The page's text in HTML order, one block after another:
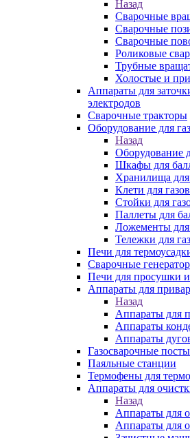
Назад
Сварочные
Сварочные
Сварочные
Роликовые
Трубные
Холостые и
Аппараты для
электродов
Сварочные тракторы
Оборудование для
Назад
Оборудование
Шкафы для
Хранилища для
Клети для
Стойки для
Паллеты для
Ложементы для
Тележки для
Печи для
Сварочные
Печи для просушки и
Аппараты для
Назад
Аппараты для
Аппараты
Аппараты
Газосварочные посты
Паяльные станции
Термофены для
Аппараты для
Назад
Аппараты для
Аппараты для